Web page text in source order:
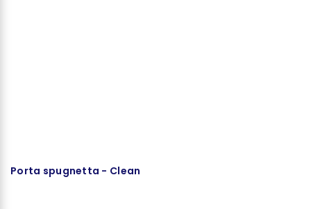
Porta spugnetta - Clean